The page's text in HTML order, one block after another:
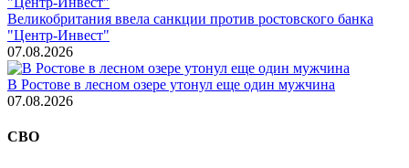
Великобритания ввела санкции против ростовского банка
"Центр-Инвест"
07.08.2026
В Ростове в лесном озере утонул еще один мужчина
07.08.2026
СВО